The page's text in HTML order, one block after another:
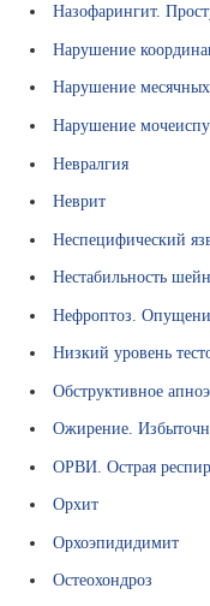
Назофарингит.
Нарушение
Нарушение
Нарушение
Невралгия
Неврит
Неспецифический
Нестабильность
Нефроптоз.
Низкий уровень
Обструктивное
Ожирение.
ОРВИ. Острая
Орхит
Орхоэпидидимит
Остеохондроз